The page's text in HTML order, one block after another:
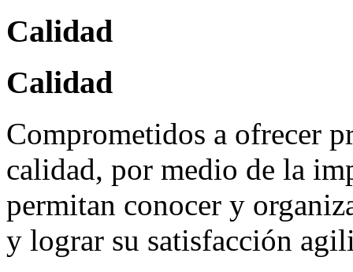
Calidad
Calidad
Comprometidos a ofrecer
calidad, por medio de la
permitan conocer y
y lograr su satisfacción